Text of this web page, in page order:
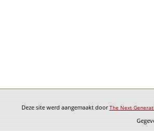
Deze site werd aangemaakt doorThe Next